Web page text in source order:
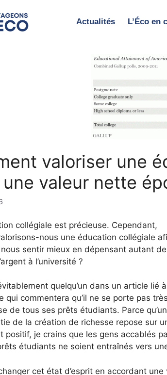
Actualités L’Éco en
valoriser une
valeur nette
collégiale est précieuse. Cependant,
nous une éducation collégiale
sentir mieux en dépensant autant de
à l’université ?
quelqu’un dans un article lié
qui commentera qu’il ne se porte pas très
de tous ses prêts étudiants. Parce
de la création de richesse repose sur
positif, je crains que les gens accablés
étudiants ne soient entraînés vers
cet état d’esprit en accordant